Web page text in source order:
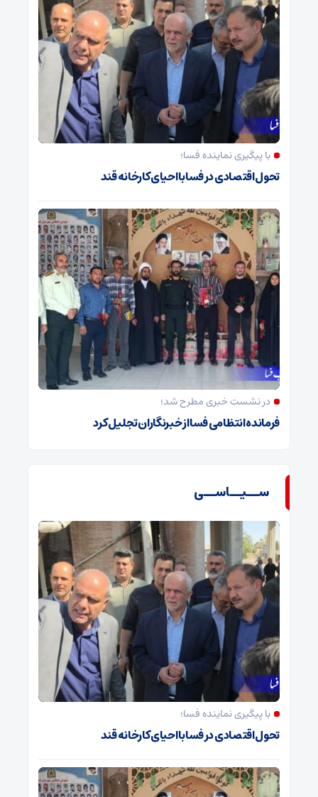
با پیگیری نماینده فسا؛
تحول اقتصادی در فسا با احیای کارخانه قند
در نشست خبری مطرح شد؛
فرمانده انتظامی فسا از خبرنگاران تجلیل کرد
ســیــاســی
با پیگیری نماینده فسا؛
تحول اقتصادی در فسا با احیای کارخانه قند